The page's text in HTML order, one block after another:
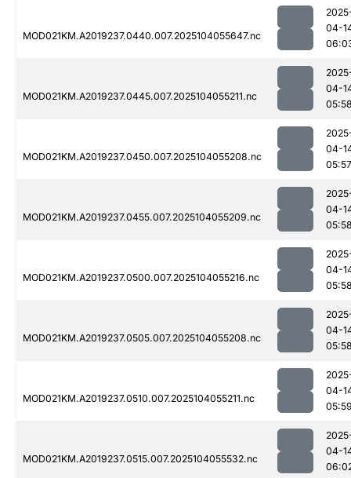
MOD021KM.A2019237.0440.007.2025104055647.nc
04-
MOD021KM.A2019237.0445.007.2025104055211.nc
04-
MOD021KM.A2019237.0450.007.2025104055208.nc
04-
05:57
MOD021KM.A2019237.0455.007.2025104055209.nc
04-
MOD021KM.A2019237.0500.007.2025104055216.nc
04-
MOD021KM.A2019237.0505.007.2025104055208.nc
04-
MOD021KM.A2019237.0510.007.2025104055211.nc
04-
MOD021KM.A2019237.0515.007.2025104055532.nc
04-